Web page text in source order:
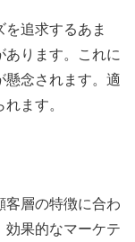
追求するあま
あります。これに
懸念されます。適
ます。
客層の特徴に合わ
果的なマーケテ